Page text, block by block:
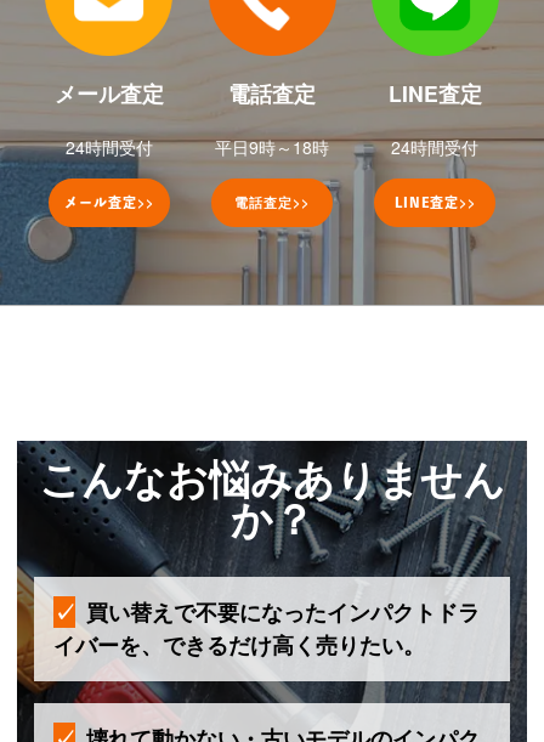
メール査定
24時間受付
メール査定>>
電話査定
平日9時～18時
電話査定>>
LINE査定
24時間受付
LINE査定>>
こんなお悩みありません
か？
買い替えで不要になったインパクトドラ
イバーを、できるだけ高く売りたい。